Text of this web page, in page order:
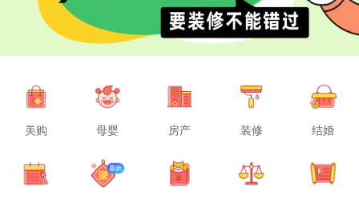
美购 母婴 房产 装修 结婚